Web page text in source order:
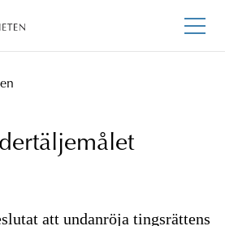
att undanröja tingsrättens